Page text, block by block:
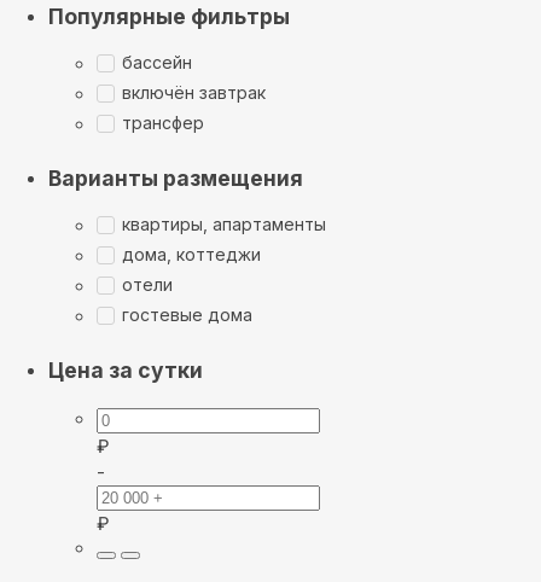
Популярные фильтры
бассейн
включён завтрак
трансфер
Варианты размещения
квартиры, апартаменты
дома, коттеджи
отели
гостевые дома
Цена за сутки
₽
-
₽